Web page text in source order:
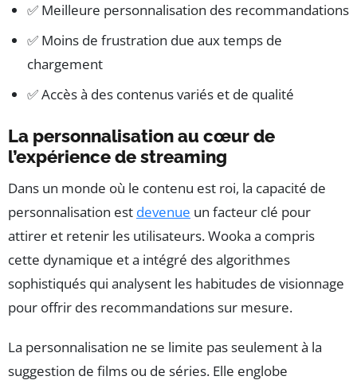
✅ Meilleure personnalisation des recommandations
✅ Moins de frustration due aux temps de
chargement
✅ Accès à des contenus variés et de qualité
La personnalisation au cœur de
l’expérience de streaming
Dans un monde où le contenu est roi, la capacité de
personnalisation est devenue un facteur clé pour
attirer et retenir les utilisateurs. Wooka a compris
cette dynamique et a intégré des algorithmes
sophistiqués qui analysent les habitudes de visionnage
pour offrir des recommandations sur mesure.
La personnalisation ne se limite pas seulement à la
suggestion de films ou de séries. Elle englobe